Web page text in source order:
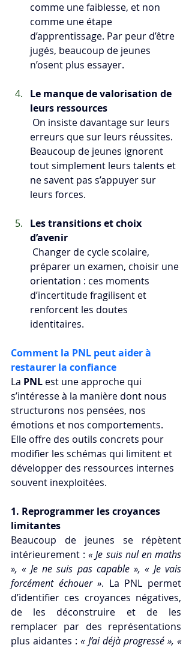
comme une faiblesse, et non
comme une étape
d’apprentissage. Par peur d’être
jugés, beaucoup de jeunes
n’osent plus essayer.
Le manque de valorisation de
leurs ressources
erreurs que sur leurs réussites.
Beaucoup de jeunes ignorent
tout simplement leurs talents et
ne savent pas s’appuyer sur
leurs forces.
Les transitions et choix
d’avenir
préparer un examen, choisir une
orientation : ces moments
d’incertitude fragilisent et
renforcent les doutes
identitaires.
Comment la PNL peut aider à
restaurer la confiance
La PNL est une approche qui
s’intéresse à la manière dont nous
structurons nos pensées, nos
émotions et nos comportements.
Elle offre des outils concrets pour
modifier les schémas qui limitent et
développer des ressources internes
souvent inexploitées.
1. Reprogrammer les croyances
limitantes
Beaucoup de jeunes se répètent
intérieurement : « Je suis nul en maths
», « Je ne suis pas capable », « Je vais
forcément échouer ». La PNL permet
d’identifier ces croyances négatives,
de les déconstruire et de les
remplacer par des représentations
plus aidantes : « J’ai déjà progressé », «